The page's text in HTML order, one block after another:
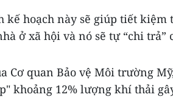
kế hoạch này sẽ giúp tiết kiệm
ở xã hội và nó sẽ tự “chi trả”
Cơ quan Bảo vệ Môi trường
khoảng 12% lượng khí thải